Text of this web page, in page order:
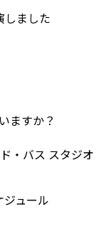
しました
ますか？
・バス スタジオ
ュール